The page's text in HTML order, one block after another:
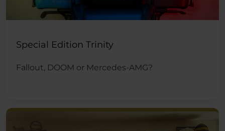
Special Edition Trinity
Fallout, DOOM or Mercedes-AMG?